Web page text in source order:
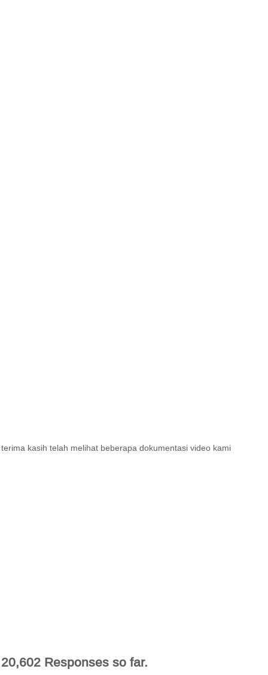
terima kasih telah melihat beberapa dokumentasi video kami
20,602 Responses so far.